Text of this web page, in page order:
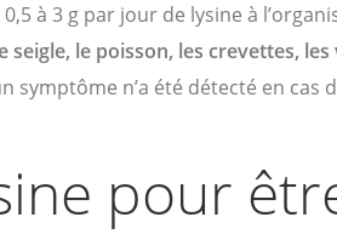
à 3 g par jour de lysine à
le poisson, les crevettes, les
symptôme n’a été détecté en cas
pour